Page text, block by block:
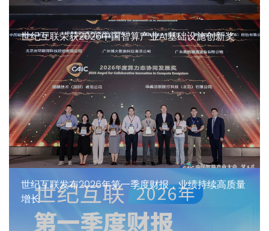
世纪互联荣获2026中国智算产业AI基础设施创新奖
世纪互联发布2026年第一季度财报，业绩持续高质量
增长